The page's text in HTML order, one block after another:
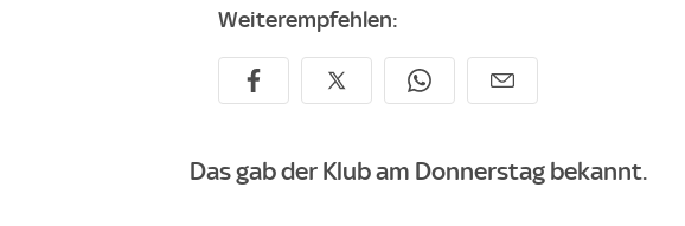
Weiterempfehlen:
Das gab der Klub am Donnerstag bekannt.